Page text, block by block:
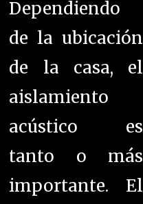
Dependiendo
de la ubicación
de la casa, el
aislamiento
acústico es
tanto o más
importante. El